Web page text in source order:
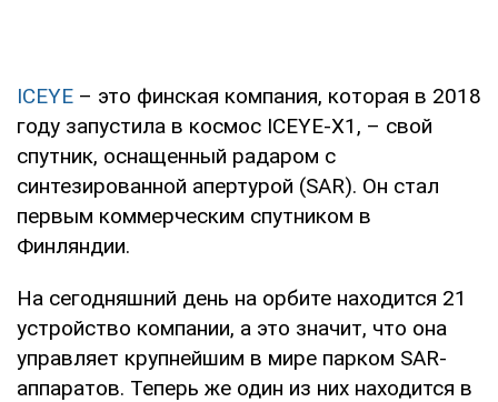
ICEYE – это финская компания, которая в 2018
году запустила в космос ICEYE-X1, – свой
спутник, оснащенный радаром с
синтезированной апертурой (SAR). Он стал
первым коммерческим спутником в
Финляндии.
На сегодняшний день на орбите находится 21
устройство компании, а это значит, что она
управляет крупнейшим в мире парком SAR-
аппаратов. Теперь же один из них находится в